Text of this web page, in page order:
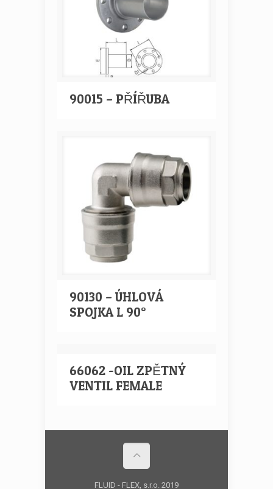
90015 – PŘÍŘUBA
90130 – ÚHLOVÁ
SPOJKA L 90°
66062 -OIL ZPĚTNÝ
VENTIL FEMALE
FLUID - FLEX, s.r.o. 2019